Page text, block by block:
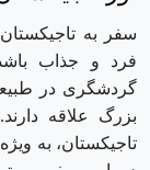
فرد و جذاب
گردشگری در
بزرگ علاقه
تاجیکستان، به